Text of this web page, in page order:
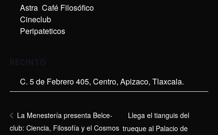
Astra, Café Filosófico,
Cineclub,
Peripateticos
RECINTO
C. 5 de Febrero 405, Centro, Apizaco, Tlaxcala.
La Menestería presenta Belce-
club: Ciencia, Filosofía y el Cosmos
Llega el tianguis del
trueque al Palacio de